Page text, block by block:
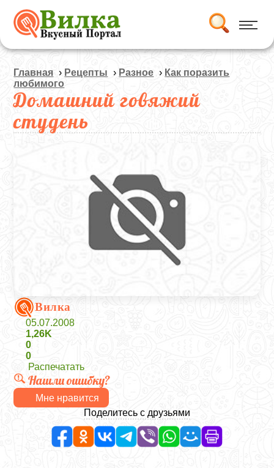
Главная › Рецепты › Разное › Как поразить
любимого
Домашний говяжий
студень
Вилка
05.07.2008
1,26K
0
0
Распечатать
Нашли ошибку?
Мне нравится
Поделитесь с друзьями